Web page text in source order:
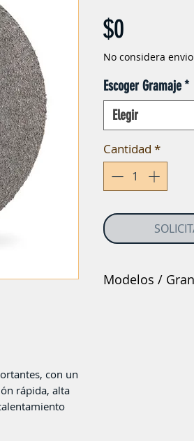
con un
rápida, alta
$0
No considera envio
Escoger Gramaje*
Elegir
Cantidad *
Modelos /